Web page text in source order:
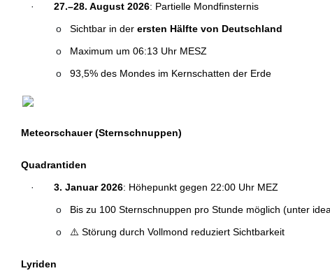
·
27.–28. August 2026: Partielle Mondfinsternis
o
Sichtbar in der ersten Hälfte von Deutschland
o
Maximum um 06:13 Uhr MESZ
o
93,5% des Mondes im Kernschatten der Erde
Meteorschauer (Sternschnuppen)
Quadrantiden
·
3. Januar 2026: Höhepunkt gegen 22:00 Uhr MEZ
o
Bis zu 100 Sternschnuppen pro Stunde möglich (unter
o
⚠️ Störung durch Vollmond reduziert Sichtbarkeit
Lyriden